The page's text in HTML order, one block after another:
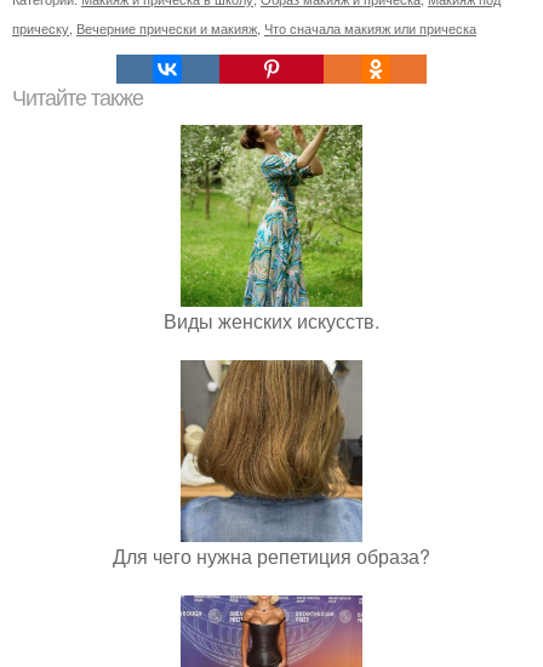
прическу Вечерние прически и макияж Что сначала макияж или прическа
Читайте также
Виды женских искусств.
Для чего нужна репетиция образа?